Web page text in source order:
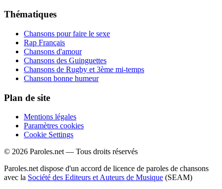
Thématiques
Chansons pour faire le sexe
Rap Français
Chansons d'amour
Chansons des Guinguettes
Chansons de Rugby et 3ème mi-temps
Chanson bonne humeur
Plan de site
Mentions légales
Paramètres cookies
Cookie Settings
© 2026 Paroles.net — Tous droits réservés
Paroles.net dispose d'un accord de licence de paroles de chansons
avec la Société des Editeurs et Auteurs de Musique (SEAM)